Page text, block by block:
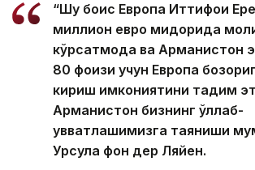
“Шу боис Европа Иттифоқи
миллион евро миқдорида
кўрсатмоқда ва Арманистон
80 фоизи учун Европа
кириш имкониятини тақдим
Арманистон бизнинг қўллаб-
қувватлашимизга таяниши
Урсула фон дер Ляйен.